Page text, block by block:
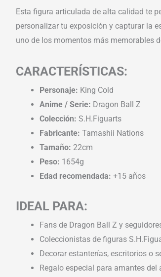
Esta figura articulada de alta calidad te
personalizar tu exposición y capturar la
uno de los momentos más memorables
CARACTERÍSTICAS:
Personaje: King Cold
Anime / Serie: Dragon Ball Z
Colección: S.H.Figuarts
Fabricante: Tamashii Nations
Tamaño: 22cm
Peso: 1654g
Edad recomendada: +15 años
IDEAL PARA:
Fans de Dragon Ball Z y
Coleccionistas de figuras
Decorar estanterías, escritorios o
Regalo especial para amantes